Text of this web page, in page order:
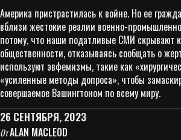
Америка пристрастилась к войне. Но ее
вблизи жестокие реалии военно-
потому, что наши податливые СМИ скрывают
общественности, отказываясь сообщать о
используют эвфемизмы, такие как
«усиленные методы допроса», чтобы
совершаемое Вашингтоном по всему миру.
26 СЕНТЯБРЯ, 2023
ОтALAN MACLEOD